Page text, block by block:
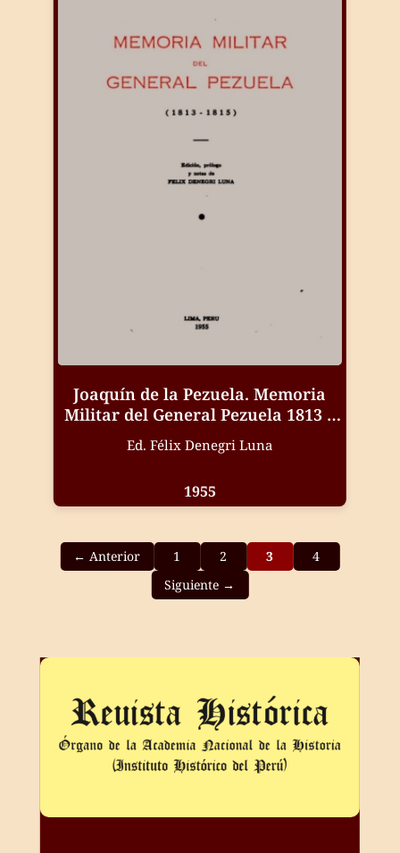
Joaquín de la Pezuela. Memoria
Militar del General Pezuela 1813 –
Ed. Félix Denegri Luna
1955
← Anterior 1 2 3
4
Siguiente →